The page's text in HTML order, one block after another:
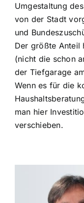
Umgestaltung
von der Stadt
und
Der größte Anteil
(nicht die schon
der Tiefgarage
Wenn es für die
man hier
verschieben.